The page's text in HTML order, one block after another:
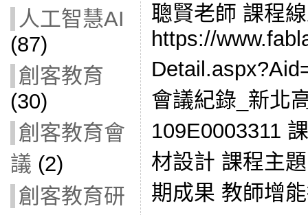
人工智慧AI
(87)
創客教育
(30)
創客教育會
議 (2)
創客教育研
聰賢老師 課程
https://
會議紀錄_新北
109E0003311
材設計 課程主
期成果 教師增